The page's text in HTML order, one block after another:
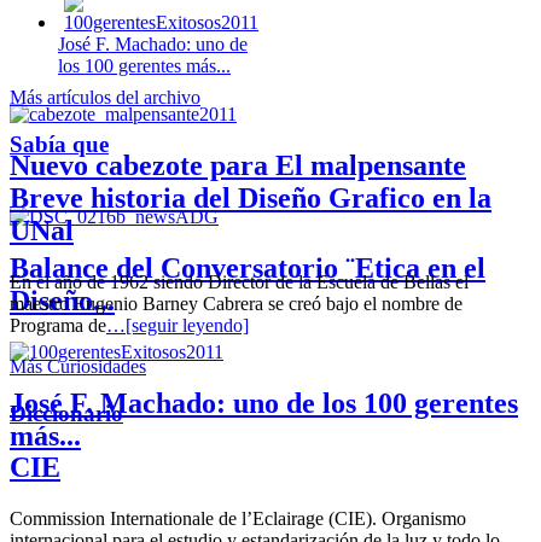
José F. Machado: uno de
los 100 gerentes más...
Nuevo cabezote para El malpensante
Balance del Conversatorio ¨Etica en el
Diseño...
José F. Machado: uno de los 100 gerentes
más...
Más artículos del archivo
Sabía que
Breve historia del Diseño Grafico en la
UNal
En el año de 1962 siendo Director de la Escuela de Bellas el
maestro Eugenio Barney Cabrera se creó bajo el nombre de
Programa de…[seguir leyendo]
Más Curiosidades
Diccionario
CIE
Commission Internationale de l’Eclairage (CIE). Organismo